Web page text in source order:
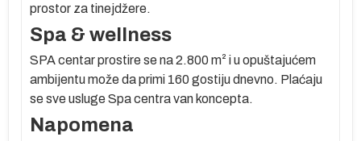
prostor za tinejdžere.
Spa & wellness
SPA centar prostire se na 2.800 m² i u opuštajućem
ambijentu može da primi 160 gostiju dnevno. Plaćaju
se sve usluge Spa centra van koncepta.
Napomena